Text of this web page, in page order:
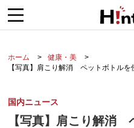
ホーム
健康・美
【写真】肩こり解消 ペットボトルを
国内ニュース
【写真】肩こり解消